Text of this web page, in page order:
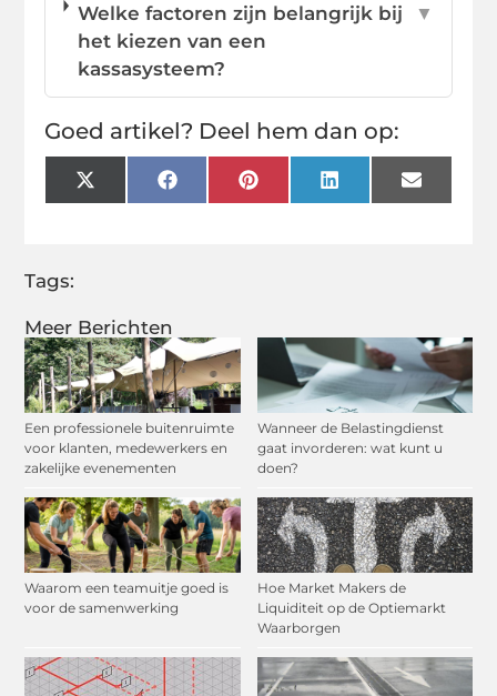
Meer Berichten
Een professionele buitenruimte
voor klanten, medewerkers en
zakelijke evenementen
Wanneer de Belastingdienst
gaat invorderen: wat kunt u
doen?
Waarom een teamuitje goed is
voor de samenwerking
Hoe Market Makers de
Liquiditeit op de Optiemarkt
Waarborgen
Welke factoren zijn belangrijk bij
het kiezen van een
kassasysteem?
▼
Goed artikel? Deel hem dan op:
X
(Twitter)
FacebookPinterestLinkedInEmail
Tags: